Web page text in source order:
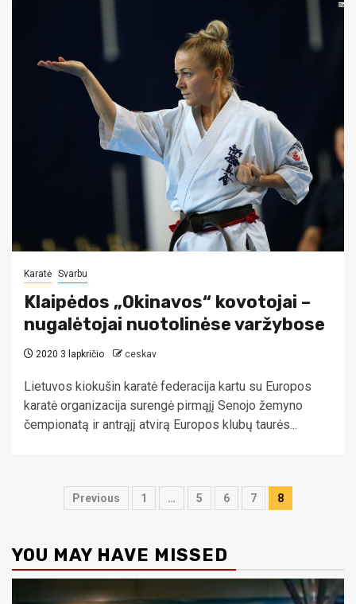
Karatė Svarbu
Klaipėdos „Okinavos“ kovotojai –
nugalėtojai nuotolinėse varžybose
2020 3 lapkričio ceskav
Lietuvos kiokušin karatė federacija kartu su Europos
karatė organizacija surengė pirmąjį Senojo žemyno
čempionatą ir antrąjį atvirą Europos klubų taurės...
Įrašų
Previous 1 … 5 6 7 8
YOU MAY HAVE MISSED